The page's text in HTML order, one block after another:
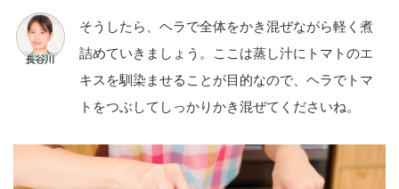
そうしたら、ヘラで全体をかき混ぜながら軽く煮
詰めていきましょう。ここは蒸し汁にトマトのエ
キスを馴染ませることが目的なので、ヘラでトマ
トをつぶしてしっかりかき混ぜてくださいね。